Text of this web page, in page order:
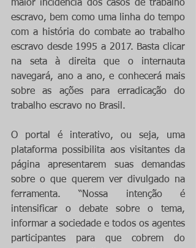
maior incidência dos casos de trabalho
escravo, bem como uma linha do tempo
com a história do combate ao trabalho
escravo desde 1995 a 2017. Basta clicar
na seta à direita que o internauta
navegará, ano a ano, e conhecerá mais
sobre as ações para erradicação do
trabalho escravo no Brasil.
O portal é interativo, ou seja, uma
plataforma possibilita aos visitantes da
página apresentarem suas demandas
sobre o que querem ver divulgado na
ferramenta. “Nossa intenção é
intensificar o debate sobre o tema,
informar a sociedade e todos os agentes
participantes para que cobrem do